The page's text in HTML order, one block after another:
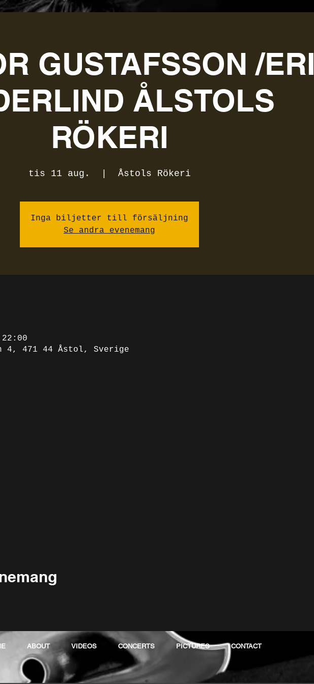
GUSTAFSSON /ERI
ÅLSTOLS
RÖKERI
tis 11 aug. Åstols Rökeri
Inga biljetter till försäljning
Se andra evenemang
4, 471 44 Åstol, Sverige
ABOUT VIDEOS CONCERTS PICTURES CONTACT